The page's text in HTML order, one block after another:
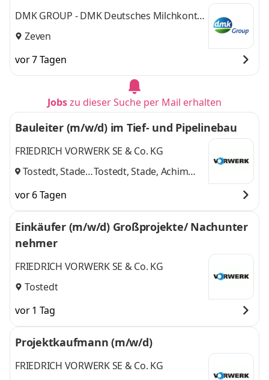
DMK GROUP - DMK Deutsches Milchkontor
GmbH
Zeven
vor 7 Tagen
Jobszu dieser Suche per Mail erhalten
Bauleiter (m/w/d) im Tief- und Pipelinebau
FRIEDRICH VORWERK SE & Co. KG
Tostedt, Stade, Tostedt, Stade, Achim
vor 6 Tagen
Einkäufer (m/w/d) Großprojekte/ Nachunter
nehmer
FRIEDRICH VORWERK SE & Co. KG
Tostedt
vor 1 Tag
Projektkaufmann (m/w/d)
FRIEDRICH VORWERK SE & Co. KG